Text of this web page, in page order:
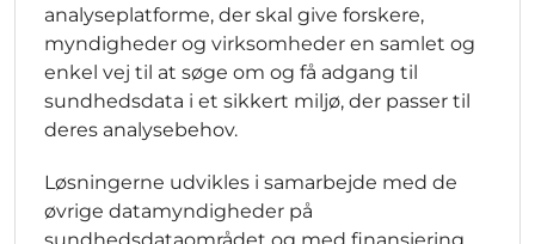
analyseplatforme, der skal give forskere,
myndigheder og virksomheder en samlet og
enkel vej til at søge om og få adgang til
sundhedsdata i et sikkert miljø, der passer til
deres analysebehov.
Løsningerne udvikles i samarbejde med de
øvrige datamyndigheder på